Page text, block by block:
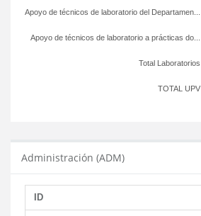
TOTAL UPV
Total Laboratorios
Apoyo de técnicos de laboratorio a prácticas do...
Apoyo de técnicos de laboratorio del Departamen...
Administración (ADM)
ID